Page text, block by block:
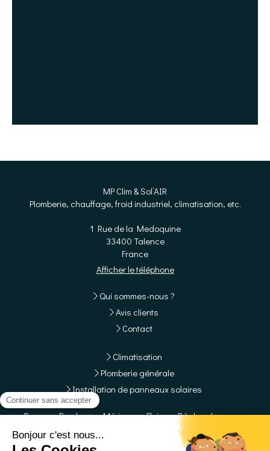
MP Clim & Sol’AIR
Plomberie, chauffage, froid industriel, climatisation, etc.
1 Rue de la Medoquine
33400 Talence
France
Afficher le téléphone
Qui sommes-nous ?
Avis clients
Contact
Climatisation
Plomberie générale
Installation de panneaux solaires
Pessac, Bordeaux, Mérignac, Floirac, Bègles, Le
Bouscat, Gradignan, Cenon, Villenave-d'Ornon, Canéjan,
Bruges, Artigues-près-Bordeaux